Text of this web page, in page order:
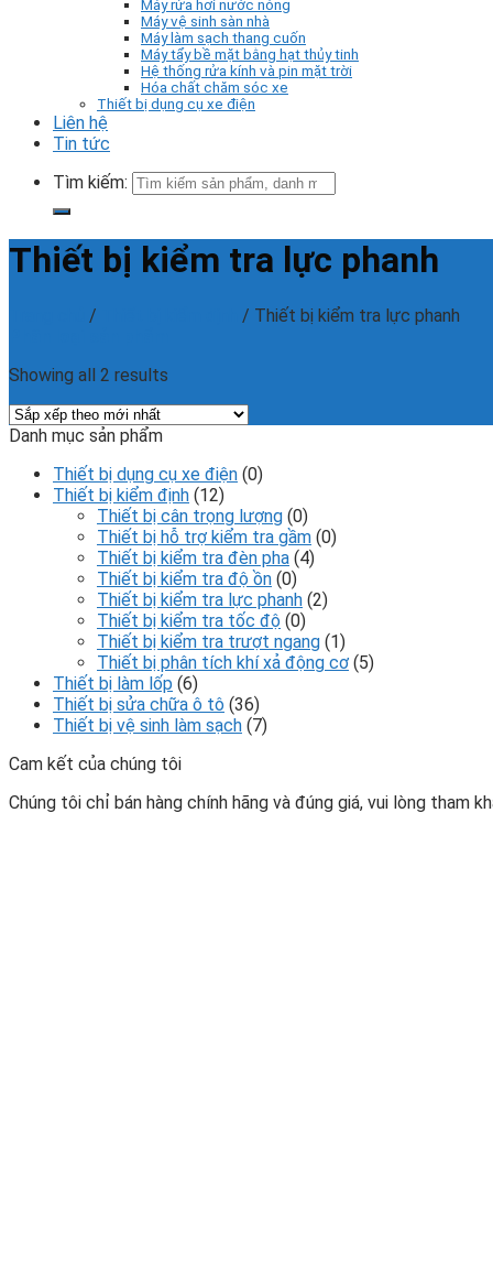
Máy rửa hơi nước nóng
Máy vệ sinh sàn nhà
Máy làm sạch thang cuốn
Máy tẩy bề mặt bằng hạt thủy tinh
Hệ thống rửa kính và pin mặt trời
Hóa chất chăm sóc xe
Thiết bị dụng cụ xe điện
Liên hệ
Tin tức
Tìm kiếm:
Thiết bị kiểm tra lực phanh
/ / Thiết bị kiểm tra lực phanh
Showing all 2 results
Danh mục sản phẩm
Thiết bị dụng cụ xe điện (0)
Thiết bị kiểm định (12)
Thiết bị cân trọng lượng (0)
Thiết bị hỗ trợ kiểm tra gầm (0)
Thiết bị kiểm tra đèn pha (4)
Thiết bị kiểm tra độ ồn (0)
Thiết bị kiểm tra lực phanh (2)
Thiết bị kiểm tra tốc độ (0)
Thiết bị kiểm tra trượt ngang (1)
Thiết bị phân tích khí xả động cơ (5)
Thiết bị làm lốp (6)
Thiết bị sửa chữa ô tô (36)
Thiết bị vệ sinh làm sạch (7)
Cam kết của chúng tôi
Chúng tôi chỉ bán hàng chính hãng và đúng giá, vui lòng tham